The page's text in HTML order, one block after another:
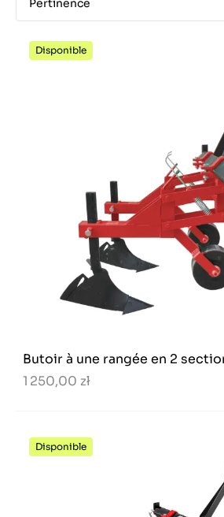
Pertinence
Disponible
Butoir à une rangée en 2
1 250,00 zł
Disponible